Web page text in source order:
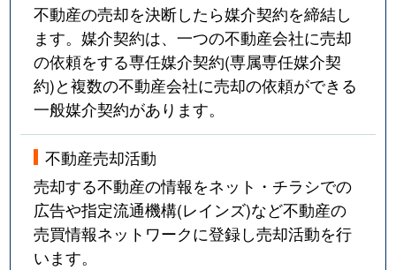
不動産の売却を決断したら媒介契約を締結し
ます。媒介契約は、一つの不動産会社に売却
の依頼をする専任媒介契約(専属専任媒介契
約)と複数の不動産会社に売却の依頼ができる
一般媒介契約があります。
不動産売却活動
売却する不動産の情報をネット・チラシでの
広告や指定流通機構(レインズ)など不動産の
売買情報ネットワークに登録し売却活動を行
います。